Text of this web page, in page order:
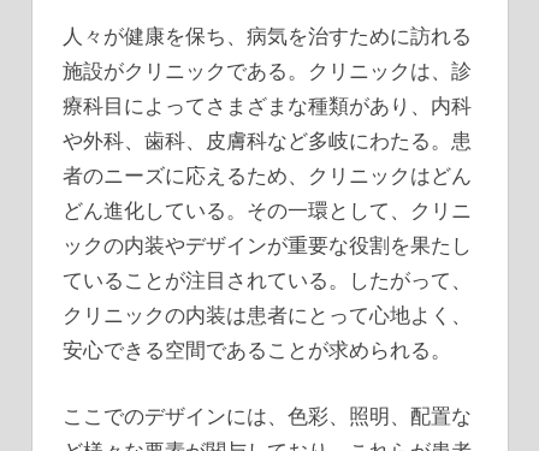
人々が健康を保ち、病気を治すために訪れる
施設がクリニックである。 クリニックは、診
療科目によってさまざまな種類があり、内科
や外科、歯科、皮膚科など多岐にわたる。患
者のニーズに応えるため、クリニックはどん
どん進化している。その一環として、クリニ
ックの内装やデザインが重要な役割を果たし
ていることが注目されている。したがって、
クリニックの内装は患者にとって心地よく、
安心できる空間であることが求められる。
ここでのデザインには、色彩、照明、配置な